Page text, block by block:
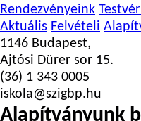
Rendezvényeink
Aktuális Felvételi
1146 Budapest,
Ajtósi Dürer sor 15.
(36) 1 343 0005
iskola@szigbp.hu
Alapítványunk